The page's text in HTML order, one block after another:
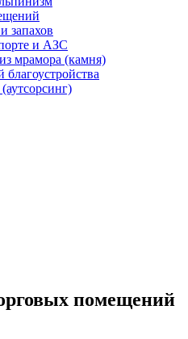
запахов
и АЗС
мрамора (камня)
помещений